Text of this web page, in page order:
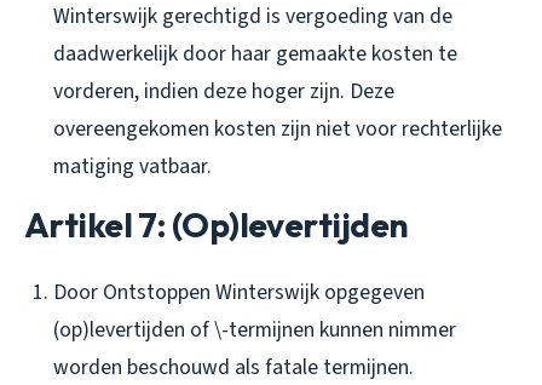
Winterswijk gerechtigd is vergoeding van de
daadwerkelijk door haar gemaakte kosten te
vorderen, indien deze hoger zijn. Deze
overeengekomen kosten zijn niet voor rechterlijke
matiging vatbaar.
Artikel 7: (Op)levertijden
Door Ontstoppen Winterswijk opgegeven
(op)levertijden of \-termijnen kunnen nimmer
worden beschouwd als fatale termijnen.